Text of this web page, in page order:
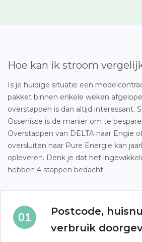
Hoe kan ik stroom
Is je huidige situatie een
pakket binnen enkele weken
overstappen is dan altijd interessant.
Ossenisse is de manier om te
Overstappen van DELTA naar Engie
oversluiten naar Pure Energie kan
opleveren. Denk je dat het
hebben 4 stappen bedacht.
Postcode,
verbruik